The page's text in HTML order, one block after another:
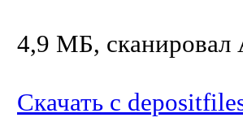
4,9 МБ, сканировал
Скачать с